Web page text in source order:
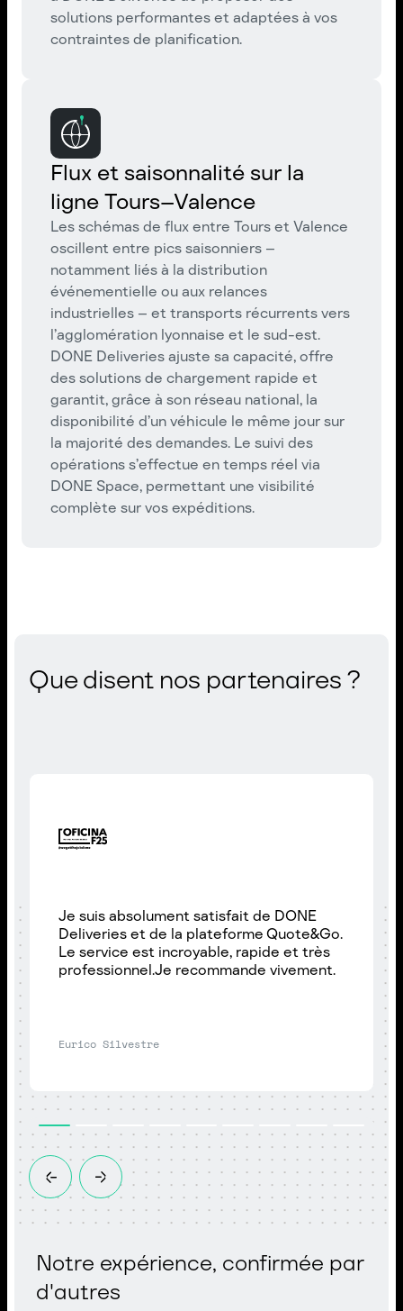
solutions performantes et adaptées à vos
contraintes de planification.
Flux et saisonnalité sur la
ligne Tours–Valence
Les schémas de flux entre Tours et Valence
oscillent entre pics saisonniers –
notamment liés à la distribution
événementielle ou aux relances
industrielles – et transports récurrents vers
l’agglomération lyonnaise et le sud-est.
DONE Deliveries ajuste sa capacité, offre
des solutions de chargement rapide et
garantit, grâce à son réseau national, la
disponibilité d’un véhicule le même jour sur
la majorité des demandes. Le suivi des
opérations s’effectue en temps réel via
DONE Space, permettant une visibilité
complète sur vos expéditions.
Que disent nos partenaires ?
Je suis absolument satisfait de DONE
Deliveries et de la plateforme Quote&Go.
Le service est incroyable, rapide et très
professionnel.Je recommande vivement.
Eurico Silvestre
Notre expérience, confirmée par
d'autres